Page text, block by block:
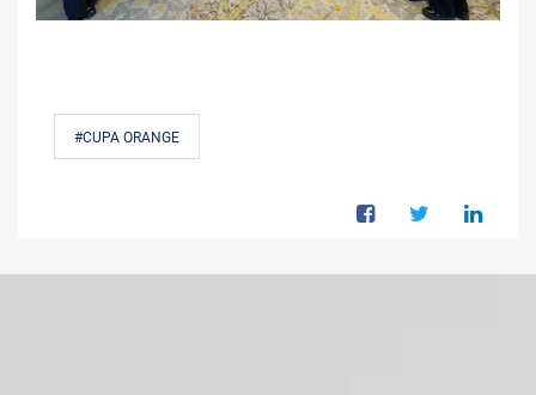
#CUPA ORANGE